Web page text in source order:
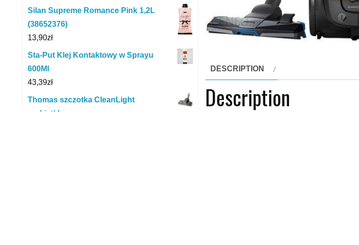
DESCRIPTION
Description
Silan Supreme Romance Pink 1,2L
(38652376)
13,90zł
Sta-Put Klej Kontaktowy w Sprayu
600Ml
43,39zł
Thomas szczotka CleanLight
parkiet/dywan